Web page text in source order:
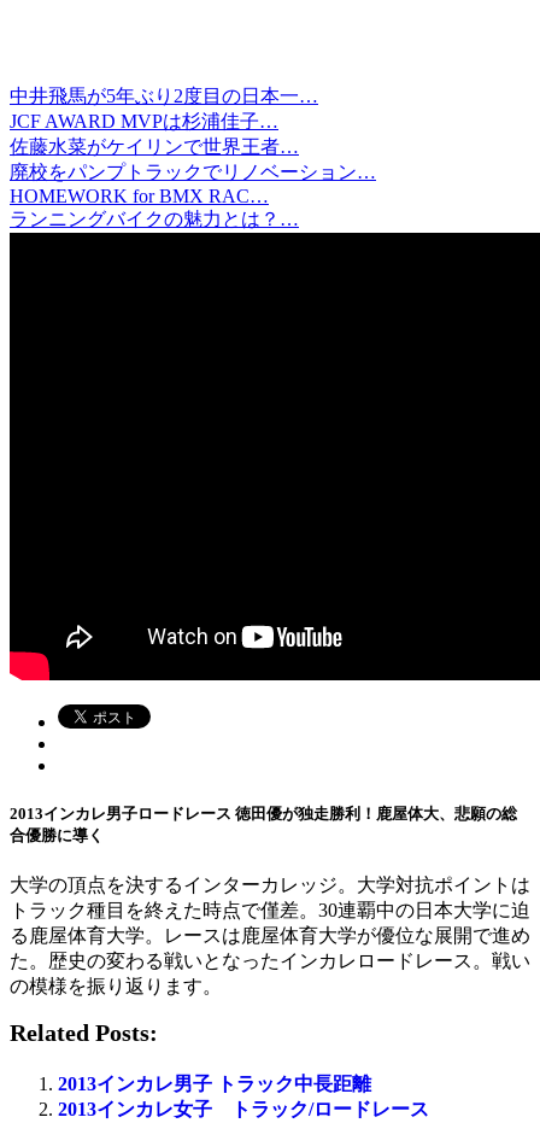
中井飛馬が5年ぶり2度目の日本一…
JCF AWARD MVPは杉浦佳子…
佐藤水菜がケイリンで世界王者…
廃校をパンプトラックでリノベーション…
HOMEWORK for BMX RAC…
ランニングバイクの魅力とは？…
2013インカレ男子ロードレース 徳田優が独走勝利！鹿屋体大、悲願の総
合優勝に導く
大学の頂点を決するインターカレッジ。大学対抗ポイントは
トラック種目を終えた時点で僅差。30連覇中の日本大学に迫
る鹿屋体育大学。レースは鹿屋体育大学が優位な展開で進め
た。歴史の変わる戦いとなったインカレロードレース。戦い
の模様を振り返ります。
Related Posts:
2013インカレ男子 トラック中長距離
2013インカレ女子 トラック/ロードレース